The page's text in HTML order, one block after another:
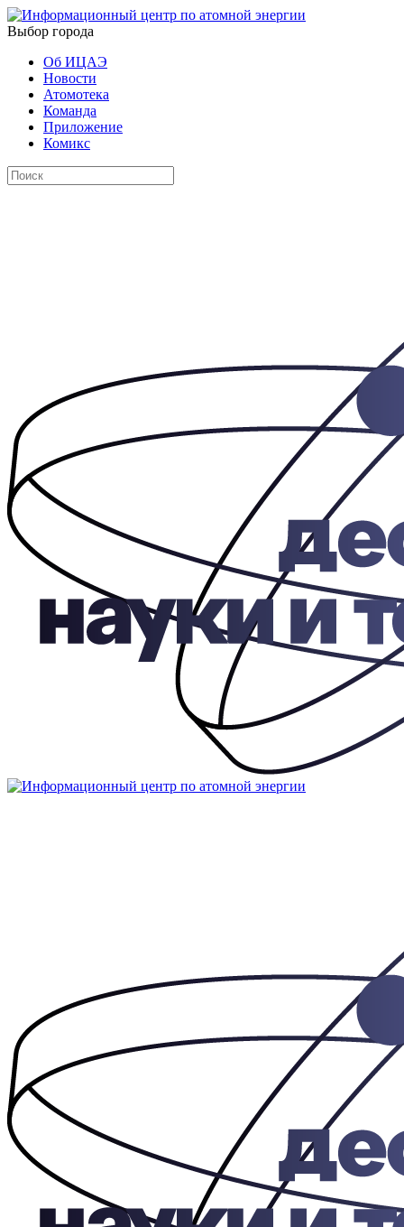
Выбор города
Об ИЦАЭ
Новости
Атомотека
Команда
Приложение
Комикс